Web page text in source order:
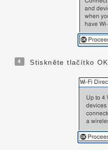
4 Stiskněte tlačítko OK.